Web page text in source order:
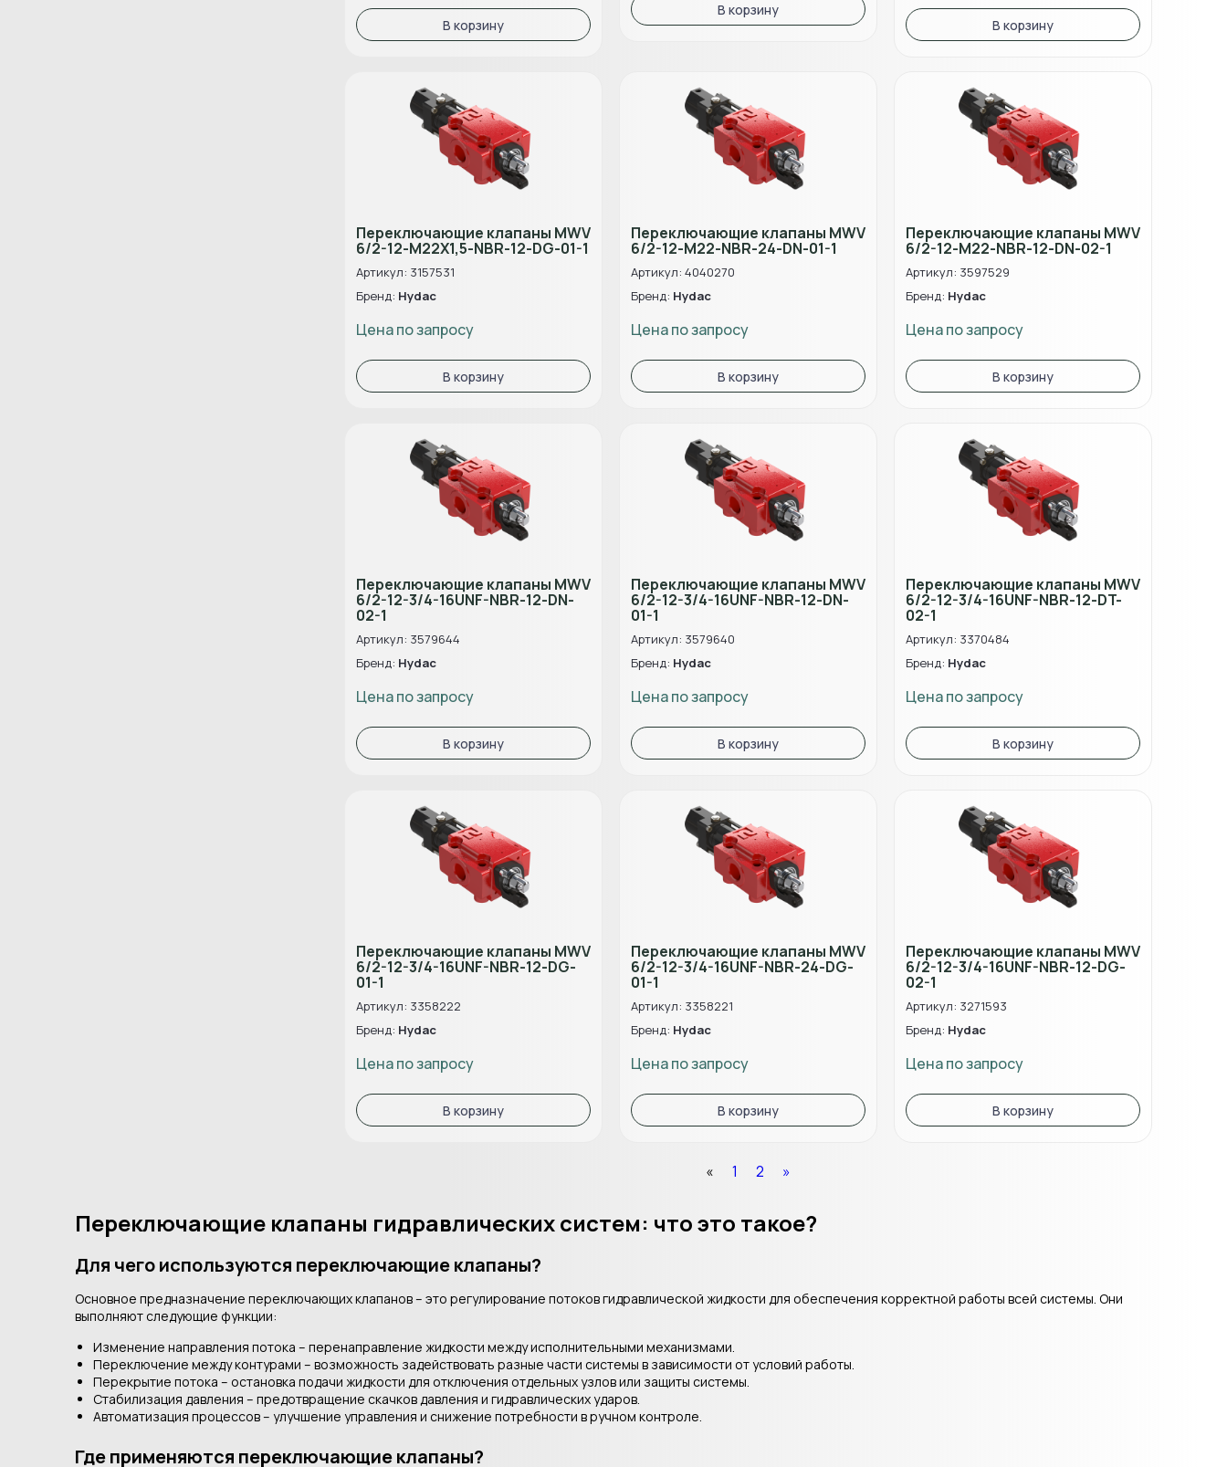
В корзину
В корзину
В корзину
Переключающие клапаны MWV
6/2-12-M22X1,5-NBR-12-DG-01-1
Артикул: 3157531
Бренд: Hydac
Цена по запросу
В корзину
Переключающие клапаны MWV
6/2-12-M22-NBR-24-DN-01-1
Артикул: 4040270
Бренд: Hydac
Цена по запросу
В корзину
Переключающие клапаны MWV
6/2-12-M22-NBR-12-DN-02-1
Артикул: 3597529
Бренд: Hydac
Цена по запросу
В корзину
Переключающие клапаны MWV
6/2-12-3/4-16UNF-NBR-12-DN-
02-1
Артикул: 3579644
Бренд: Hydac
Цена по запросу
В корзину
Переключающие клапаны MWV
6/2-12-3/4-16UNF-NBR-12-DN-
01-1
Артикул: 3579640
Бренд: Hydac
Цена по запросу
В корзину
Переключающие клапаны MWV
6/2-12-3/4-16UNF-NBR-12-DT-
02-1
Артикул: 3370484
Бренд: Hydac
Цена по запросу
В корзину
Переключающие клапаны MWV
6/2-12-3/4-16UNF-NBR-12-DG-
01-1
Артикул: 3358222
Бренд: Hydac
Цена по запросу
В корзину
Переключающие клапаны MWV
6/2-12-3/4-16UNF-NBR-24-DG-
01-1
Артикул: 3358221
Бренд: Hydac
Цена по запросу
В корзину
Переключающие клапаны MWV
6/2-12-3/4-16UNF-NBR-12-DG-
02-1
Артикул: 3271593
Бренд: Hydac
Цена по запросу
В корзину
« 1 2 »
Переключающие клапаны гидравлических систем: что это такое?
Для чего используются переключающие клапаны?
Основное предназначение переключающих клапанов – это регулирование потоков гидравлической жидкости для обеспечения корректной работы всей системы. Они
выполняют следующие функции:
Изменение направления потока – перенаправление жидкости между исполнительными механизмами.
Переключение между контурами – возможность задействовать разные части системы в зависимости от условий работы.
Перекрытие потока – остановка подачи жидкости для отключения отдельных узлов или защиты системы.
Стабилизация давления – предотвращение скачков давления и гидравлических ударов.
Автоматизация процессов – улучшение управления и снижение потребности в ручном контроле.
Где применяются переключающие клапаны?